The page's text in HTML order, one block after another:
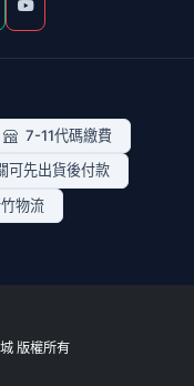
7-11代碼繳費
可先出貨後付款
物流
版權所有